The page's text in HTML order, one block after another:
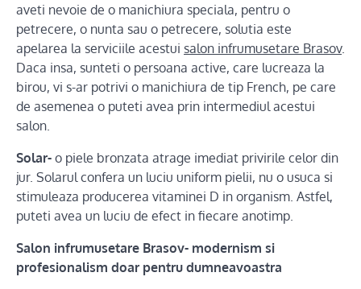
aveti nevoie de o manichiura speciala, pentru o
petrecere, o nunta sau o petrecere, solutia este
apelarea la serviciile acestui salon infrumusetare Brasov.
Daca insa, sunteti o persoana active, care lucreaza la
birou, vi s-ar potrivi o manichiura de tip French, pe care
de asemenea o puteti avea prin intermediul acestui
salon.
Solar- o piele bronzata atrage imediat privirile celor din
jur. Solarul confera un luciu uniform pielii, nu o usuca si
stimuleaza producerea vitaminei D in organism. Astfel,
puteti avea un luciu de efect in fiecare anotimp.
Salon infrumusetare Brasov- modernism si
profesionalism doar pentru dumneavoastra